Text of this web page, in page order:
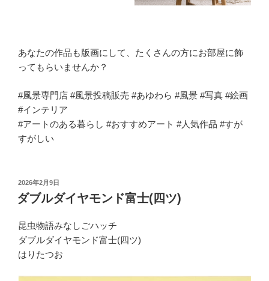
あなたの作品も版画にして、たくさんの方にお部屋に飾
ってもらいませんか？
#風景専門店 #風景投稿販売 #あゆわら #風景 #写真 #絵画
#インテリア
#アートのある暮らし #おすすめアート #人気作品 #すが
すがしい
投
稿
日:
2026年2月9日
ダブルダイヤモンド富士(四ツ)
昆虫物語みなしごハッチ
ダブルダイヤモンド富士(四ツ)
はりたつお